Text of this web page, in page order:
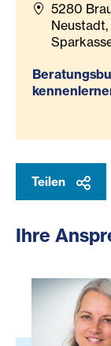
5280
Teilen
Ihre